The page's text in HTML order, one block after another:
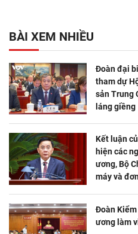
BÀI XEM NHIỀU
Đoàn đại
tham dự
sản Trung
láng giềng
Kết luận
hiện các
ương, Bộ
máy và
Đoàn
ương làm